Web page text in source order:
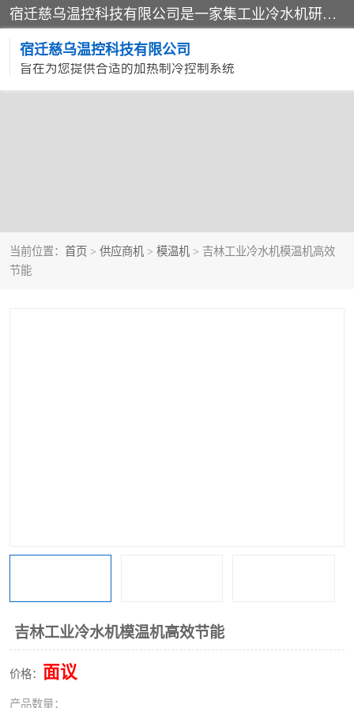
宿迁慈乌温控科技有限公司是一家集工业冷水机研发、制造、营销、服务于一体的技术生产型企业，经营范围包括：冷水机、螺杆式冷水机组、工业冷水机、水冷式冷水机、风冷式冷水机组、风冷螺杆式冷冻机组、冷冻机、注塑专用冷水机、混泥土专用冷水机、低温防爆冷水机组等。专业温控设备供应商 模温机/冷水机/导热油炉定制服务等
宿迁慈乌温控科技有限公司
旨在为您提供合适的加热制冷控制系统
当前位置： 首页 > 供应商机 > 模温机 > 吉林工业冷水机模温机高效
节能
吉林工业冷水机模温机高效节能
价格： 面议
产品数量：